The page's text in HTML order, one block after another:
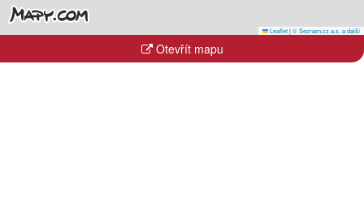
Leaflet|© Seznam.cz a.s. a další
Otevřít mapu